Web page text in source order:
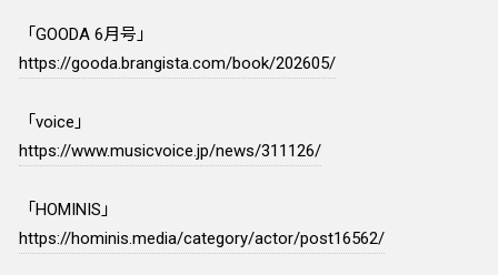
「GOODA 6月号」
https://gooda.brangista.com/book/202605/
「voice」
https://www.musicvoice.jp/news/311126/
「HOMINIS」
https://hominis.media/category/actor/post16562/